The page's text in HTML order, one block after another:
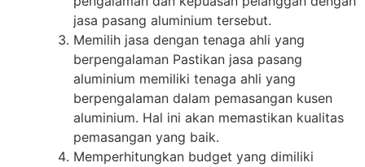
jasa pasang aluminium tersebut.
Memilih jasa dengan tenaga ahli yang
berpengalaman Pastikan jasa pasang
aluminium memiliki tenaga ahli yang
berpengalaman dalam pemasangan kusen
aluminium. Hal ini akan memastikan kualitas
pemasangan yang baik.
Memperhitungkan budget yang dimiliki